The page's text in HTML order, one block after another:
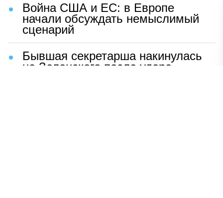
Война США и ЕС: в Европе
начали обсуждать немыслимый
сценарий
Бывшая секретарша накинулась
на Зеленского после удара